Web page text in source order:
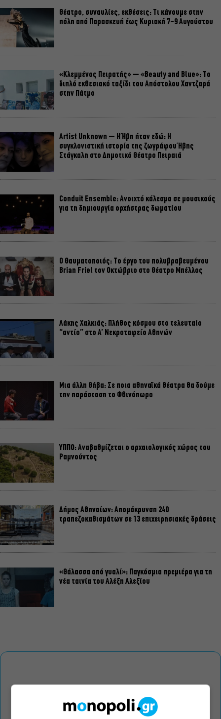
Θέατρο, συναυλίες, εκθέσεις: Τι κάνουμε στην
πόλη από Παρασκευή έως Κυριακή 7-9 Αυγούστου
«Κλεμμένος Πειρατής» – «Beauty and Blue»: Το
διπλό εκθεσιακό ταξίδι του Απόστολου Χαντζαρά
στην Πάτμο
Artist Unknown – Η Ήβη ήταν εδώ: Η
συγκλονιστική ιστορία της ζωγράφου Ήβης
Στάγκαλη στο Δημοτικό Θέατρο Πειραιά
Conduit Ensemble: Ανοιχτό κάλεσμα σε μουσικούς
για τη δημιουργία ορχήστρας δωματίου
Ο Θαυματοποιός: Το έργο του πολυβραβευμένου
Brian Friel τον Οκτώβριο στο Θέατρο Μπέλλος
Λάκης Χαλκιάς: Πλήθος κόσμου στο τελευταίο
“αντίο” στο Α’ Νεκροταφείο Αθηνών
Μια άλλη Θήβα: Σε ποια αθηναϊκά θέατρα θα δούμε
την παράσταση το Φθινόπωρο
ΥΠΠΟ: Αναβαθμίζεται ο αρχαιολογικός χώρος του
Ραμνούντος
Δήμος Αθηναίων: Απομάκρυνση 240
τραπεζοκαθισμάτων σε 13 επιχειρησιακές δράσεις
«Θάλασσα από γυαλί»: Παγκόσμια πρεμιέρα για τη
νέα ταινία του Αλέξη Αλεξίου